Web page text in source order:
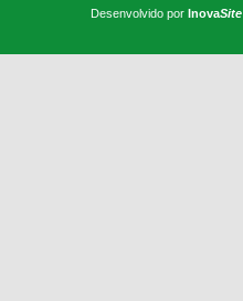
Desenvolvido por InovaSite